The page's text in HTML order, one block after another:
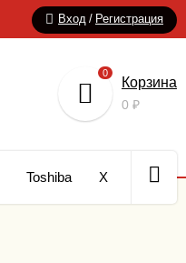
Вход / Регистрация
0
Корзина
0 ₽
Toshiba Xerox